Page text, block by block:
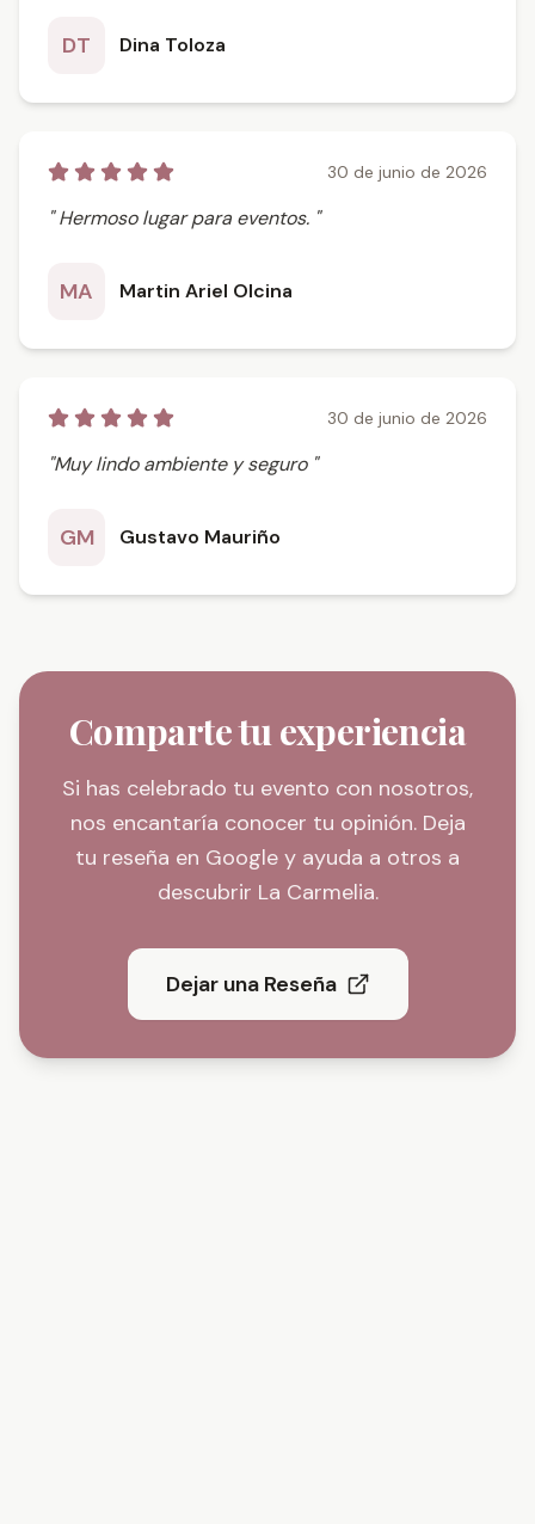
DT Dina Toloza
30 de junio de 2026
" Hermoso lugar para eventos. "
MA Martin Ariel Olcina
30 de junio de 2026
"Muy lindo ambiente y seguro "
GM Gustavo Mauriño
Comparte tu experiencia
Si has celebrado tu evento con nosotros,
nos encantaría conocer tu opinión. Deja
tu reseña en Google y ayuda a otros a
descubrir La Carmelia.
Dejar una Reseña